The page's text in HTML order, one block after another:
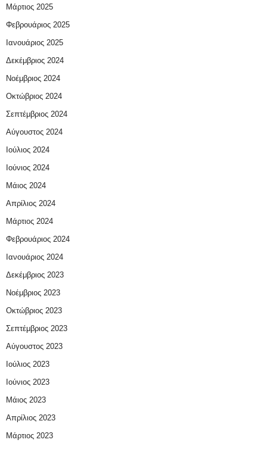
Μάρτιος 2025
Φεβρουάριος 2025
Ιανουάριος 2025
Δεκέμβριος 2024
Νοέμβριος 2024
Οκτώβριος 2024
Σεπτέμβριος 2024
Αύγουστος 2024
Ιούλιος 2024
Ιούνιος 2024
Μάιος 2024
Απρίλιος 2024
Μάρτιος 2024
Φεβρουάριος 2024
Ιανουάριος 2024
Δεκέμβριος 2023
Νοέμβριος 2023
Οκτώβριος 2023
Σεπτέμβριος 2023
Αύγουστος 2023
Ιούλιος 2023
Ιούνιος 2023
Μάιος 2023
Απρίλιος 2023
Μάρτιος 2023